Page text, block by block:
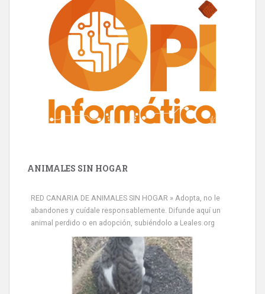
ANIMALES SIN HOGAR
RED CANARIA DE ANIMALES SIN HOGAR » Adopta, no le
abandones y cuídale responsablemente. Difunde aquí un
animal perdido o en adopción, subiéndolo a Leales.org